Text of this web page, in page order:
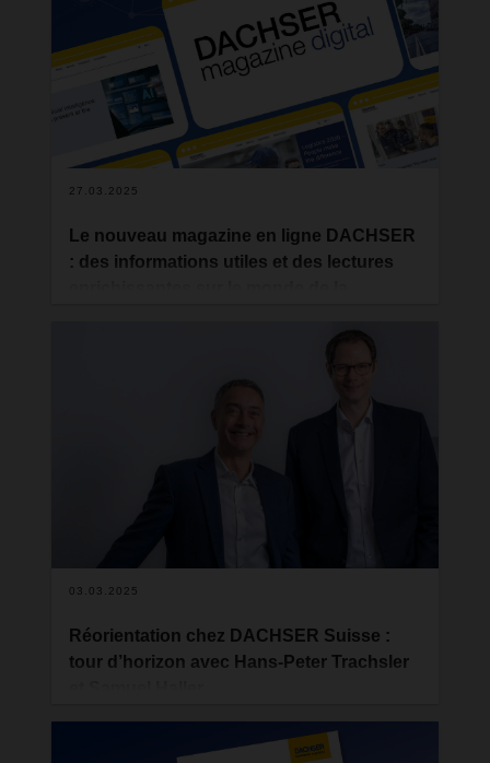
27.03.2025
Le nouveau magazine en ligne DACHSER
: des informations utiles et des lectures
Depuis plus de soixante ans, le magazine
DACHSER vous informe sur le monde de la
notre clientèle, mais aussi à l’ensemble de nos
de mieux comprendre les stratégies, innovations
et services de DACHSER. Au cœur de cette
03.03.2025
Réorientation chez DACHSER Suisse :
tour d’horizon avec Hans-Peter Trachsler
DACHSER Spedition SA a réorganisé sa structure
de direction. Hans-Peter Trachsler, Managing